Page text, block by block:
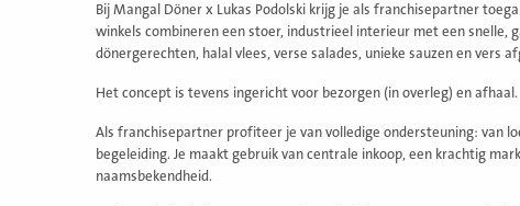
Bij Mangal Döner x Lukas Podolski krijg je als franchisepartner
winkels combineren een stoer, industrieel interieur met een snelle,
dönergerechten, halal vlees, verse salades, unieke sauzen en vers
Het concept is tevens ingericht voor bezorgen (in overleg) en afhaal.
Als franchisepartner profiteer je van volledige ondersteuning: van
begeleiding. Je maakt gebruik van centrale inkoop, een krachtig
naamsbekendheid.